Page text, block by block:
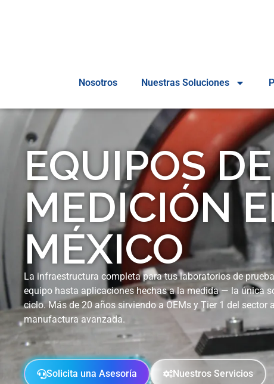
Nosotros Nuestras Soluciones
EQUIPOS DE
MEDICIÓN
MÉXICO
La infraestructura completa para tus laboratorios de
equipo hasta aplicaciones hechas a la medida — la única
ciclo. Más de 20 años sirviendo a OEMs y Tier 1 del sector
manufactura avanzada.
Solicita una Asesoría Nuestros Servicios